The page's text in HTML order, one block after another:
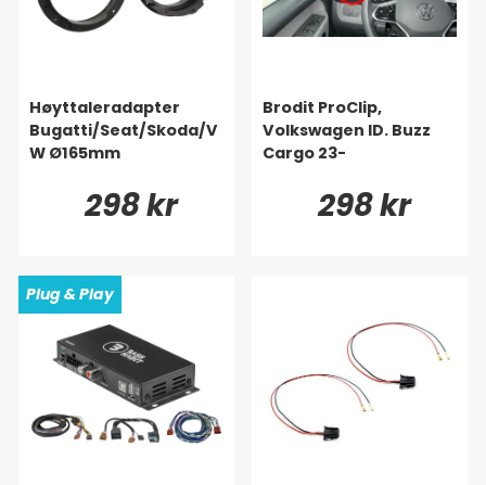
Høyttaleradapter
Bugatti/Seat/Skoda/V
W Ø165mm
298 kr
Brodit ProClip,
Volkswagen ID. Buzz
Cargo 23-
298 kr
Plug & Play